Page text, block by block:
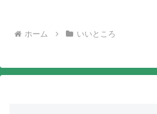
ホーム いいところ